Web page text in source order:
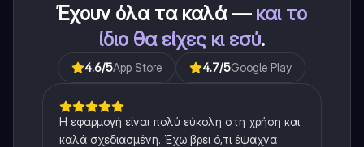
Έχουν όλα τα καλά — και το
ίδιο θα είχες κι εσύ.
4.6/5App Store 4.7/5Google Play
Η εφαρμογή είναι πολύ εύκολη στη χρήση και
καλά σχεδιασμένη. Έχω βρει ό,τι έψαχνα